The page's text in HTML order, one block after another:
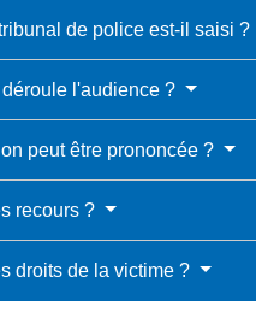
de police est-il saisi ?
l'audience ?
peut être prononcée ?
recours ?
droits de la victime ?